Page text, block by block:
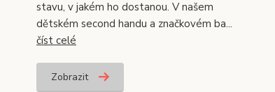
stavu, v jakém ho dostanou. V našem
dětském second handu a značkovém ba...
číst celé
Zobrazit